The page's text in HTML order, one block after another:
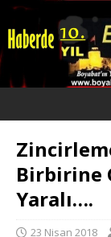
Birbirine
Yaralı….
23 Nisan 2018